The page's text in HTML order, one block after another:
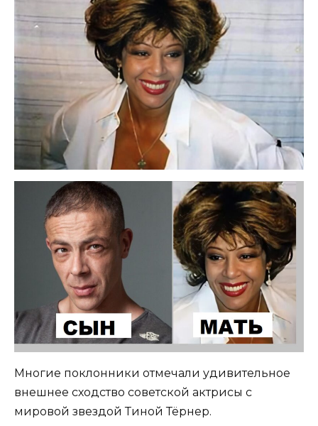
Многие поклонники отмечали удивительное
внешнее сходство советской актрисы с
мировой звездой Тиной Тёрнер.